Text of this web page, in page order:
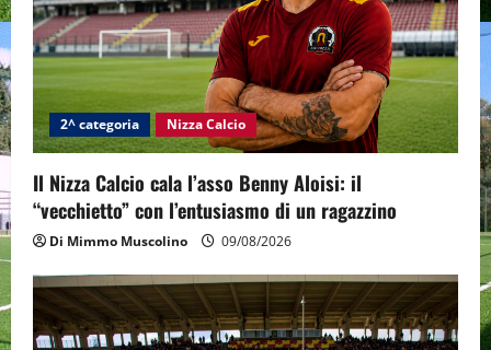
2^ categoria Nizza Calcio
Il Nizza Calcio cala l’asso Benny Aloisi: il
“vecchietto” con l’entusiasmo di un ragazzino
Di Mimmo Muscolino 09/08/2026